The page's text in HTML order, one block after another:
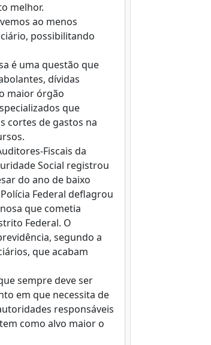
melhor.
ao menos
possibilitando
é uma questão que
dívidas
maior órgão
que
cortes de gastos na
Fiscais da
Social registrou
do ano de baixo
Federal deflagrou
que cometia
Federal. O
segundo a
que acabam
sempre deve ser
em que necessita de
responsáveis
como alvo maior o